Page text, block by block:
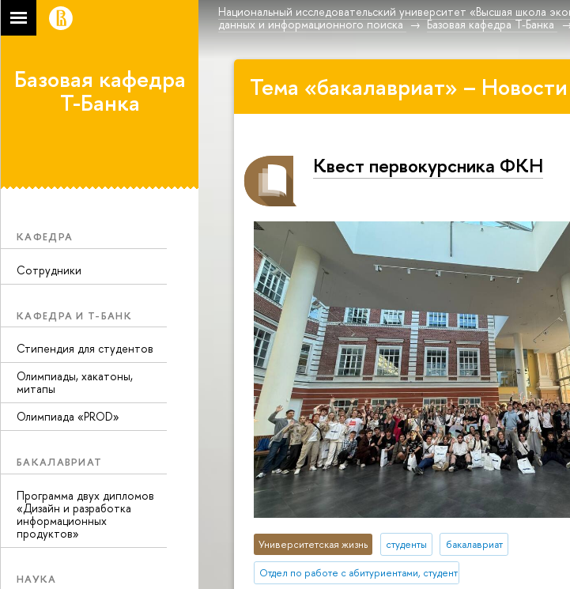
Национальный исследовательский университет «Высшая школа
данных и информационного поиска
Базовая кафедра Т-Банка
Базовая кафедра
Т-Банка
КАФЕДРА
Сотрудники
КАФЕДРА И Т-БАНК
Стипендия для студентов
Олимпиады, хакатоны,
митапы
Олимпиада «PROD»
БАКАЛАВРИАТ
Программа двух дипломов
«Дизайн и разработка
информационных
продуктов»
НАУКА
Тема «бакалавриат» – Новости
Квест первокурсника ФКН
Университетская жизнь студенты бакалавриат
Отдел по работе с абитуриентами, студентами и выпускниками